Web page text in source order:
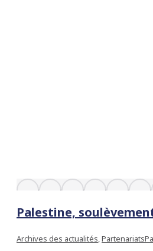
Palestine,
Archives des actualités,Partenariats